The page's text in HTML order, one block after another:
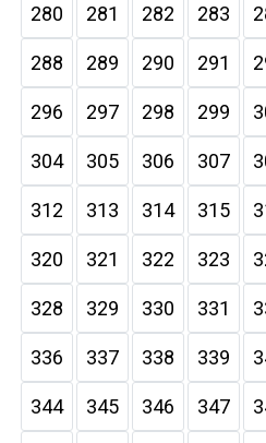
280 281 282 283
288 289 290 291
296 297 298 299
304 305 306 307
312 313 314 315
320 321 322 323
328 329 330 331
336 337 338 339
344 345 346 347